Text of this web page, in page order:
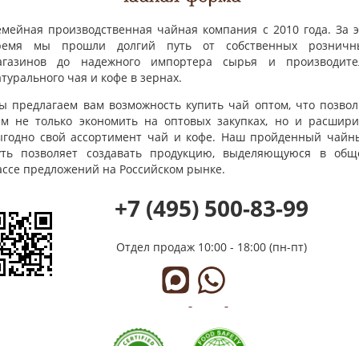
производственная чайная компания с 2010 года. За
мы прошли долгий путь от собственных
до надежного импортера сырья и
чая и кофе в зернах.
предлагаем вам возможность купить чай оптом, что
не только экономить на оптовых закупках, но и
свой ассортимент чай и кофе. Наш пройденный
позволяет создавать продукцию, выделяющуюся в
предложений на Российском рынке.
+7 (495) 500-83-99
Отдел продаж 10:00 - 18:00 (пн-пт)